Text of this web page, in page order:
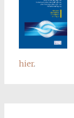
hier.